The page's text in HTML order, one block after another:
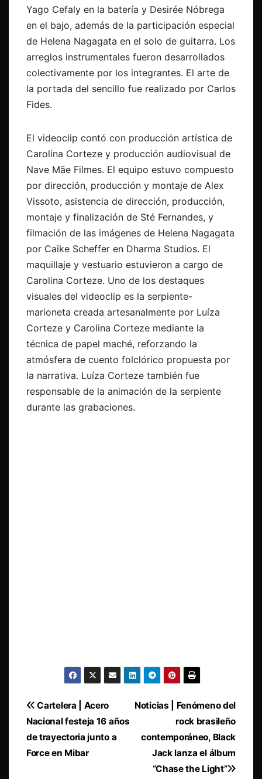
Yago Cefaly en la batería y Desirée Nóbrega
en el bajo, además de la participación especial
de Helena Nagagata en el solo de guitarra. Los
arreglos instrumentales fueron desarrollados
colectivamente por los integrantes. El arte de
la portada del sencillo fue realizado por Carlos
Fides.
El videoclip contó con producción artística de
Carolina Corteze y producción audiovisual de
Nave Mãe Filmes. El equipo estuvo compuesto
por dirección, producción y montaje de Alex
Vissoto, asistencia de dirección, producción,
montaje y finalización de Sté Fernandes, y
filmación de las imágenes de Helena Nagagata
por Caike Scheffer en Dharma Studios. El
maquillaje y vestuario estuvieron a cargo de
Carolina Corteze. Uno de los destaques
visuales del videoclip es la serpiente-
marioneta creada artesanalmente por Luíza
Corteze y Carolina Corteze mediante la
técnica de papel maché, reforzando la
atmósfera de cuento folclórico propuesta por
la narrativa. Luíza Corteze también fue
responsable de la animación de la serpiente
durante las grabaciones.
Navegación
de
entradas
Noticias | Fenómeno del
rock brasileño
contemporáneo, Black
Jack lanza el álbum
“Chase the Light”
Cartelera | Acero
Nacional festeja 16 años
de trayectoria junto a
Force en Mibar